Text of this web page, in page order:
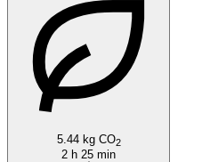
5.44 kg CO2
2 h 25 min